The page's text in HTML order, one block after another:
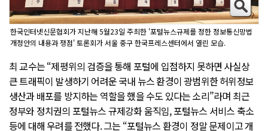
한국인터넷신문협회가 지난해 5월23일 주최한 '포털뉴스규제를 정한 정보통신망법
개정안의 내용과 쟁점' 토론회가 서울 중구 한국프레스센터에서 열린 모습.
최 교수는 “제평위의 검증을 통해 포털에 입점하지 못하면 사실상
큰 트래픽이 발생하기 어려운 국내 뉴스 환경이 광범위한 허위정보
생산과 배포를 방지하는 역할을 했을 수도 있다는 소리”라며 최근
정부와 정치권의 포털뉴스 규제강화 움직임, 포털뉴스 서비스 축소
등에 대해 우려를 전했다. 그는 “포털뉴스 환경이 정말 문제이고 개